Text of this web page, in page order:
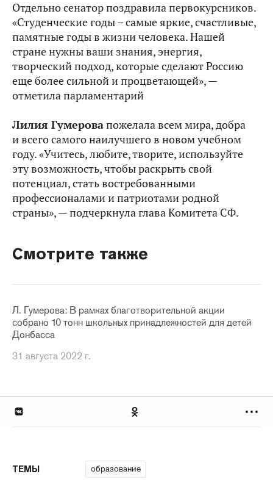
Отдельно сенатор поздравила первокурсников.
«Студенческие годы – самые яркие, счастливые,
памятные годы в жизни человека. Нашей
стране нужны ваши знания, энергия,
творческий подход, которые сделают Россию
еще более сильной и процветающей», —
отметила парламентарий
Лилия Гумеровапожелала всем мира, добра
и всего самого наилучшего в новом учебном
году. «Учитесь, любите, творите, используйте
эту возможность, чтобы раскрыть свой
потенциал, стать востребованными
профессионалами и патриотами родной
страны», — подчеркнула глава Комитета СФ.
Смотрите также
Л. Гумерова: В рамках благотворительной акции
собрано 10 тонн школьных принадлежностей для детей
Донбасса
31 августа 2022 г.
ТЕМЫ образование